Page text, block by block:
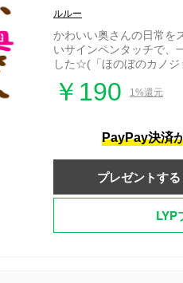
ルルー
かわいい奥さんの日常を
いサインペンタッチで、
した☆(「ほのぼのカノジ
￥190 1%還元
PayPay決済
プレゼントする
LYP